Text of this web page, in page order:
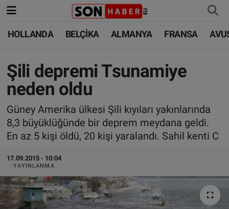
HOLLANDA BELÇİKA ALMANYA FRANSA
Şili depremi Tsunamiye
neden oldu
Güney Amerika ülkesi Şili kıyıları yakınlarında
8,3 büyüklüğünde bir deprem meydana geldi.
En az 5 kişi öldü, 20 kişi yaralandı. Sahil kenti C
17.09.2015 - 10:04
YAYINLANMA
HOLLANDA
BELÇİKA
ALMANYA
FRANSA
AVUSTURYA
SAĞLIK - YAŞAM
BİLİM-TEKNOLOJİ
HOLLANDA
BELÇİKA
ALMANYA
TÜRKİYE
DÜNYA
BİLİM-TEKNOLOJİ
SAĞLIK
Nöbetçi Eczaneler
Hava Durumu
Trafik Durumu
Süper Lig Puan Durumu ve Fikstür
Tüm Manşetler
Son Dakika Haberleri
Haber Arşivi